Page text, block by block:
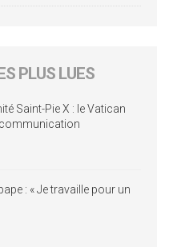
PLUS LUES
Saint-Pie X : le Vatican
: « Je travaille pour un